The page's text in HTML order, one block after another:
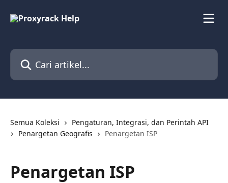
Cari artikel...
Semua Koleksi
Pengaturan, Integrasi, dan Perintah API
Penargetan Geografis
Penargetan ISP
Penargetan ISP